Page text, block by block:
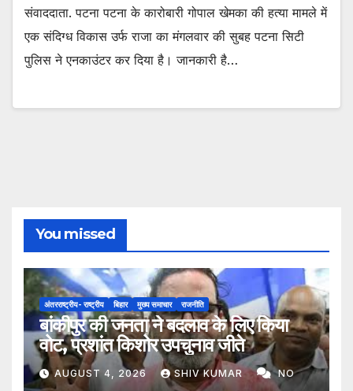
संवाददाता. पटना पटना के कारोबारी गोपाल खेमका की हत्या मामले में
एक संदिग्ध विकास उर्फ राजा का मंगलवार की सुबह पटना सिटी
पुलिस ने एनकाउंटर कर दिया है। जानकारी है…
You missed
अंतरराष्ट्रीय- राष्ट्रीय बिहार मुख्य समाचार राजनीति
बांकीपुर की जनता ने बदलाव के लिए किया
वोट, प्रशांत किशोर उपचुनाव जीते
AUGUST 4, 2026 SHIV KUMAR NO